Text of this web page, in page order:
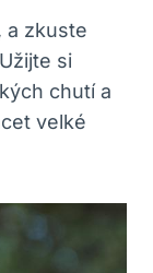
a zkuste
si
chutí a
velké